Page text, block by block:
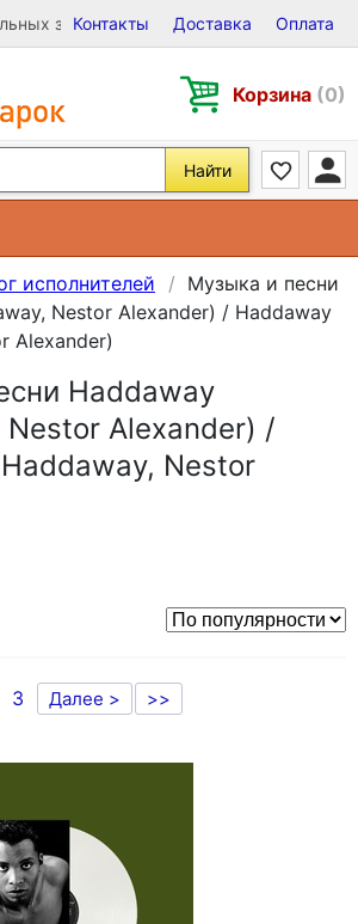
записей на Виниле, CD и DVD
Контакты Доставка Оплата
Корзина (0)
Найти
исполнителей
Музыка и песни
Nestor Alexander) / Haddaway
Alexander)
Haddaway
Alexander) /
Nestor
3 Далее > >>